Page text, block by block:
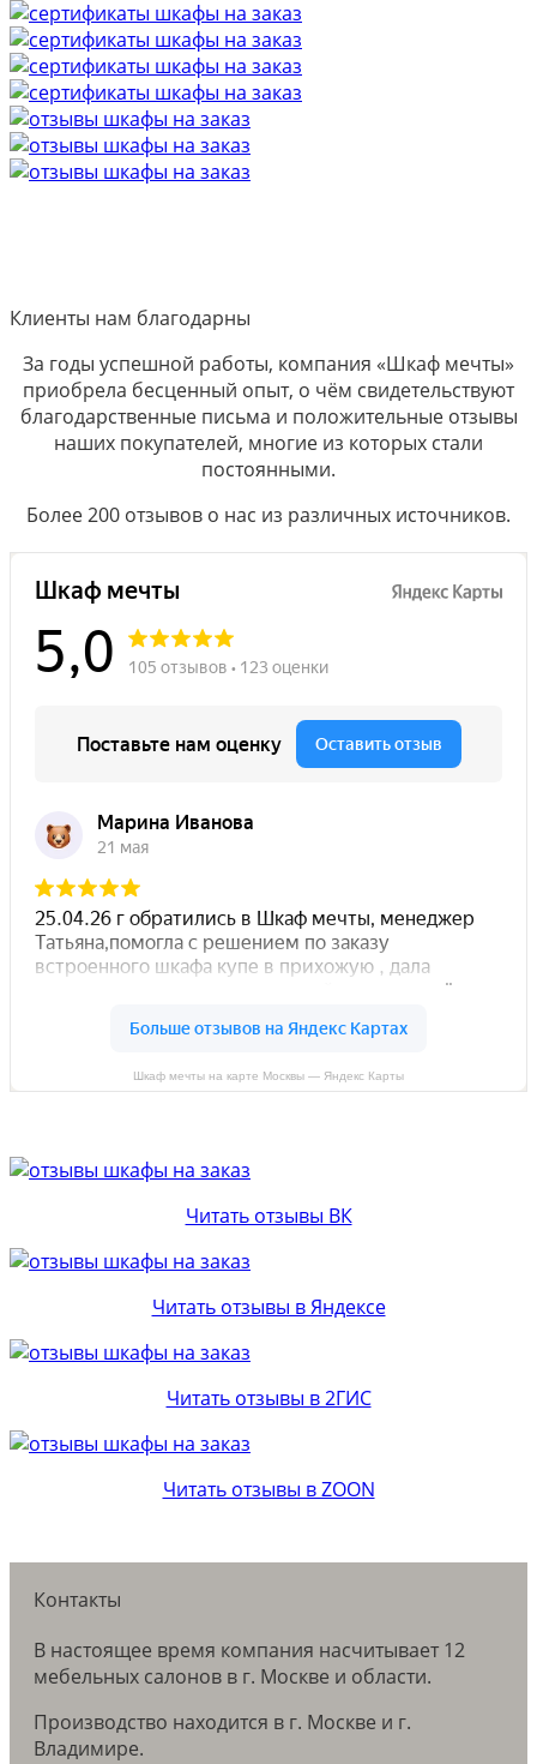
Клиенты нам благодарны
За годы успешной работы, компания «Шкаф мечты»
приобрела бесценный опыт, о чём свидетельствуют
благодарственные письма и положительные отзывы
наших покупателей, многие из которых стали
постоянными.
Более 200 отзывов о нас из различных источников.
Шкаф мечты на карте Москвы — Яндекс Карты
Читать отзывы ВК
Читать отзывы в Яндексе
Читать отзывы в 2ГИС
Читать отзывы в ZOON
Контакты
В настоящее время компания насчитывает 12
мебельных салонов в г. Москве и области.
Производство находится в г. Москве и г.
Владимире.